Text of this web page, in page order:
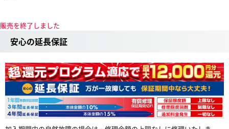
販売を終了しました
安心の延長保証